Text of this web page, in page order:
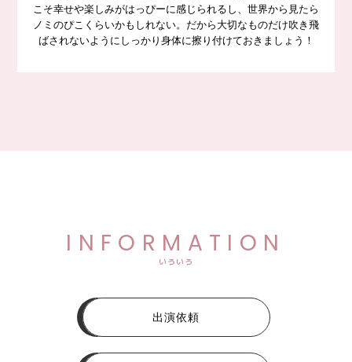
こそ幸せや楽しみがはっぴーに感じられるし、世界から見たら
ノミのぴこくらいかもしれない。だから大切なものだけ吹き飛
ばされないようにしっかり身体に擦り付けておきましょう！
INFORMATION
いろいろ
出演依頼